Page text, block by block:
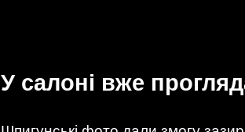
У салоні вже